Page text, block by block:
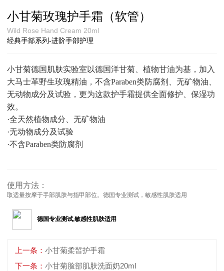
小甘菊玫瑰护手霜（软管）
Wild Rose Hand Cream 20ml
经典手部系列-进阶手部护理
小甘菊德国肌肤实验室以德国洋甘菊、植物甘油为基，加入
大马士革野生玫瑰精油，不含Paraben类防腐剂、无矿物油、
无动物成分及试验，更为这款护手霜提供全面修护、保湿功
效。
·全天然植物成分、无矿物油
·无动物成分及试验
·不含Paraben类防腐剂
使用方法：
取适量按摩于手部肌肤与指甲部位。德国专业测试，敏感性肌肤适用
德国专业测试,敏感性肌肤适用
上一条： 小甘菊柔皙护手霜
下一条： 小甘菊脸部肌肤洗面奶20ml